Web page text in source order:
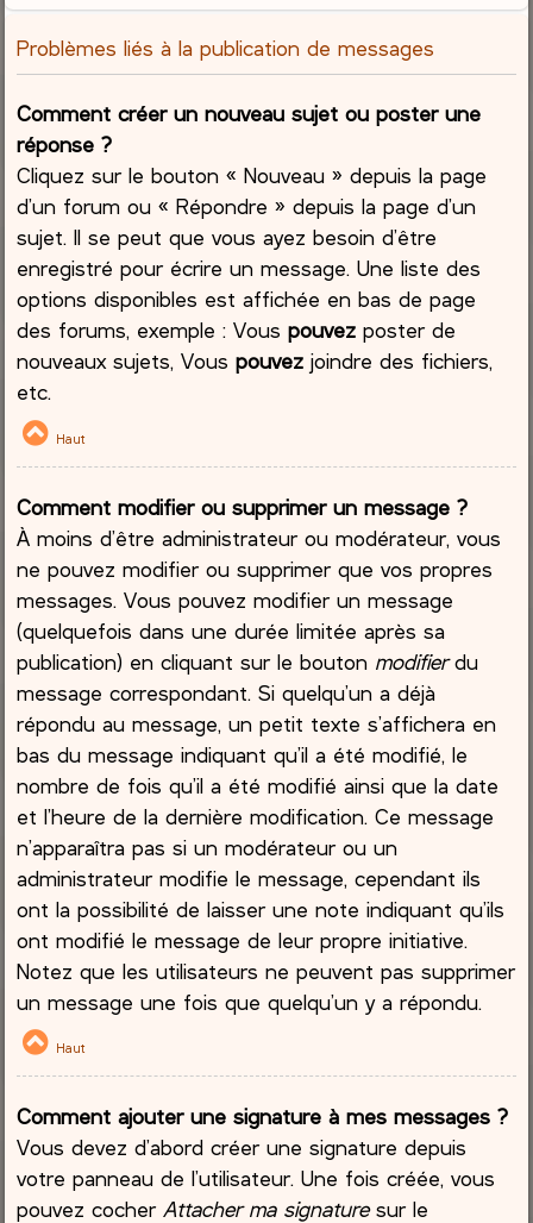
Problèmes liés à la publication de messages
Comment créer un nouveau sujet ou poster une
réponse ?
Cliquez sur le bouton « Nouveau » depuis la page
d’un forum ou « Répondre » depuis la page d’un
sujet. Il se peut que vous ayez besoin d’être
enregistré pour écrire un message. Une liste des
options disponibles est affichée en bas de page
des forums, exemple : Vouspouvez poster de
nouveaux sujets, Vouspouvez joindre des fichiers,
etc.
Haut
Comment modifier ou supprimer un message ?
À moins d’être administrateur ou modérateur, vous
ne pouvez modifier ou supprimer que vos propres
messages. Vous pouvez modifier un message
(quelquefois dans une durée limitée après sa
publication) en cliquant sur le bouton modifierdu
message correspondant. Si quelqu’un a déjà
répondu au message, un petit texte s’affichera en
bas du message indiquant qu’il a été modifié, le
nombre de fois qu’il a été modifié ainsi que la date
et l’heure de la dernière modification. Ce message
n’apparaîtra pas si un modérateur ou un
administrateur modifie le message, cependant ils
ont la possibilité de laisser une note indiquant qu’ils
ont modifié le message de leur propre initiative.
Notez que les utilisateurs ne peuvent pas supprimer
un message une fois que quelqu’un y a répondu.
Haut
Comment ajouter une signature à mes messages ?
Vous devez d’abord créer une signature depuis
votre panneau de l’utilisateur. Une fois créée, vous
pouvez cocherAttacher ma signaturesur le